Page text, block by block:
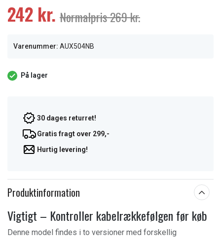
242 kr. Normalpris 269 kr.
Varenummer: AUX504NB
På lager
30 dages returret!
Gratis fragt over 299,-
Hurtig levering!
Produktinformation
Vigtigt – Kontroller kabelrækkefølgen før køb
Denne model findes i to versioner med forskellig